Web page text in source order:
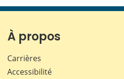
À propos
Carrières
Accessibilité